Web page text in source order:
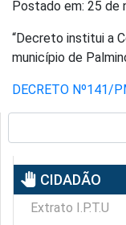
Postado em: 25 de
“Decreto institui a
município de
DECRETO Nº141/
pan_tool CIDADÃO
Extrato I.P.T.U